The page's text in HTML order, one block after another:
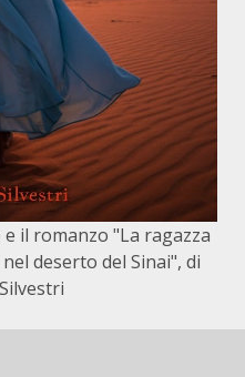
il romanzo "La ragazza
deserto del Sinai", di